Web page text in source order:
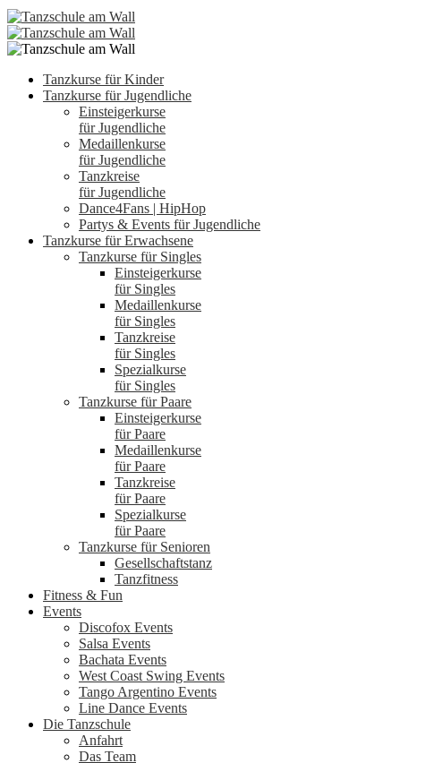
Tanzkurse für Kinder
Tanzkurse für Jugendliche
Einsteigerkurse
für Jugendliche
Medaillenkurse
für Jugendliche
Tanzkreise
für Jugendliche
Dance4Fans | HipHop
Partys & Events für Jugendliche
Tanzkurse für Erwachsene
Tanzkurse für Singles
Einsteigerkurse
für Singles
Medaillenkurse
für Singles
Tanzkreise
für Singles
Spezialkurse
für Singles
Tanzkurse für Paare
Einsteigerkurse
für Paare
Medaillenkurse
für Paare
Tanzkreise
für Paare
Spezialkurse
für Paare
Tanzkurse für Senioren
Gesellschaftstanz
Tanzfitness
Fitness & Fun
Events
Discofox Events
Salsa Events
Bachata Events
West Coast Swing Events
Tango Argentino Events
Line Dance Events
Die Tanzschule
Anfahrt
Das Team